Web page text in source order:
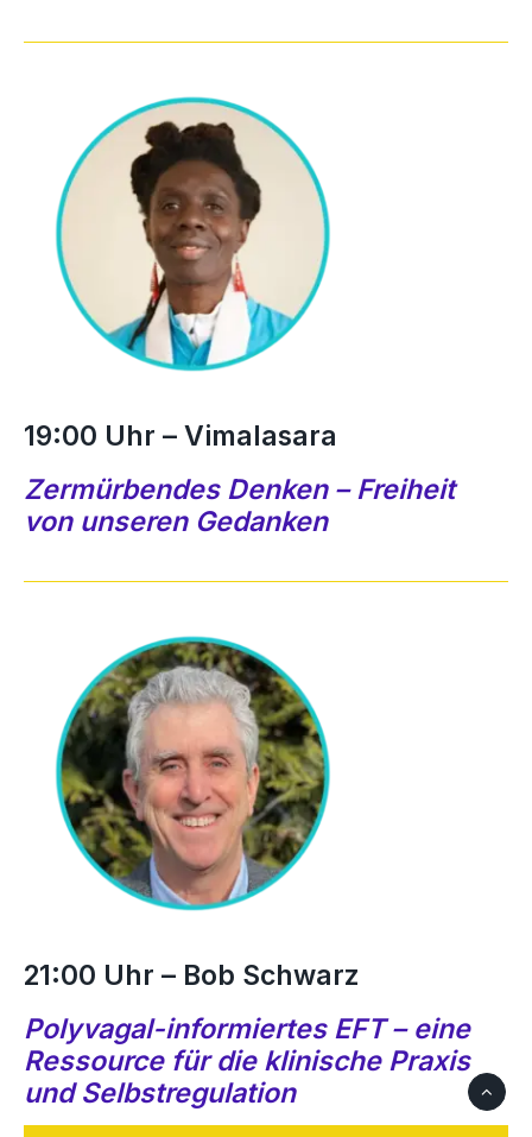
19:00 Uhr – Vimalasara
Zermürbendes Denken – Freiheit
von unseren Gedanken
21:00 Uhr – Bob Schwarz
Polyvagal-informiertes EFT – eine
Ressource für die klinische Praxis
und Selbstregulation